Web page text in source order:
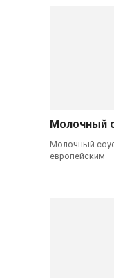
Молочный
Молочный
европейским